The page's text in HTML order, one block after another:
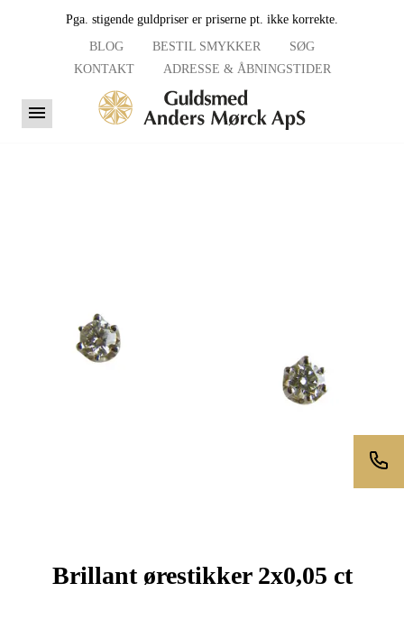
Pga. stigende guldpriser er priserne pt. ikke korrekte.
BLOG
BESTIL SMYKKER
SØG
KONTAKT
ADRESSE & ÅBNINGSTIDER
Brillant ørestikker 2x0,05 ct